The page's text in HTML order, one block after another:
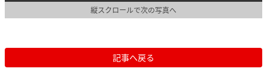
縦スクロールで次の写真へ
記事へ戻る